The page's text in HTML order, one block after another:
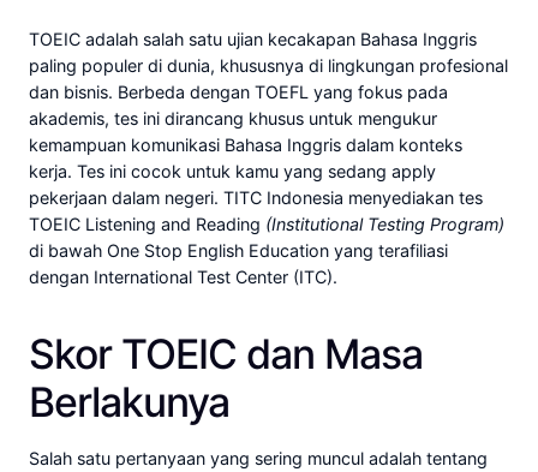
TOEIC adalah salah satu ujian kecakapan Bahasa Inggris
paling populer di dunia, khususnya di lingkungan profesional
dan bisnis. Berbeda dengan TOEFL yang fokus pada
akademis, tes ini dirancang khusus untuk mengukur
kemampuan komunikasi Bahasa Inggris dalam konteks
kerja. Tes ini cocok untuk kamu yang sedang apply
pekerjaan dalam negeri. TITC Indonesia menyediakan tes
TOEIC Listening and Reading (Institutional Testing Program)
di bawah One Stop English Education yang terafiliasi
dengan International Test Center (ITC).
Skor TOEIC dan Masa
Berlakunya
Salah satu pertanyaan yang sering muncul adalah tentang